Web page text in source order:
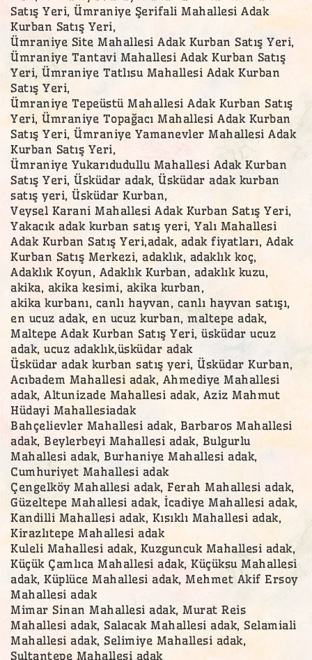
Satış Yeri, Ümraniye Şerifali Mahallesi Adak
Kurban Satış Yeri,
Ümraniye Site Mahallesi Adak Kurban Satış Yeri,
Ümraniye Tantavi Mahallesi Adak Kurban Satış
Yeri, Ümraniye Tatlısu Mahallesi Adak Kurban
Satış Yeri,
Ümraniye Tepeüstü Mahallesi Adak Kurban Satış
Yeri, Ümraniye Topağacı Mahallesi Adak Kurban
Satış Yeri, Ümraniye Yamanevler Mahallesi Adak
Kurban Satış Yeri,
Ümraniye Yukarıdudullu Mahallesi Adak Kurban
Satış Yeri, Üsküdar adak, Üsküdar adak kurban
satış yeri, Üsküdar Kurban,
Veysel Karani Mahallesi Adak Kurban Satış Yeri,
Yakacık adak kurban satış yeri, Yalı Mahallesi
Adak Kurban Satış Yeri,adak, adak fiyatları, Adak
Kurban Satış Merkezi, adaklık, adaklık koç,
Adaklık Koyun, Adaklık Kurban, adaklık kuzu,
akika, akika kesimi, akika kurban,
akika kurbanı, canlı hayvan, canlı hayvan satışı,
en ucuz adak, en ucuz kurban, maltepe adak,
Maltepe Adak Kurban Satış Yeri, üsküdar ucuz
adak, ucuz adaklık,üsküdar adak
Üsküdar adak kurban satış yeri, Üsküdar Kurban,
Acıbadem Mahallesi adak, Ahmediye Mahallesi
adak, Altunizade Mahallesi adak, Aziz Mahmut
Hüdayi Mahallesiadak
Bahçelievler Mahallesi adak, Barbaros Mahallesi
adak, Beylerbeyi Mahallesi adak, Bulgurlu
Mahallesi adak, Burhaniye Mahallesi adak,
Cumhuriyet Mahallesi adak
Çengelköy Mahallesi adak, Ferah Mahallesi adak,
Güzeltepe Mahallesi adak, İcadiye Mahallesi adak,
Kandilli Mahallesi adak, Kısıklı Mahallesi adak,
Kirazlıtepe Mahallesi adak
Kuleli Mahallesi adak, Kuzguncuk Mahallesi adak,
Küçük Çamlıca Mahallesi adak, Küçüksu Mahallesi
adak, Küplüce Mahallesi adak, Mehmet Akif Ersoy
Mahallesi adak
Mimar Sinan Mahallesi adak, Murat Reis
Mahallesi adak, Salacak Mahallesi adak, Selamiali
Mahallesi adak, Selimiye Mahallesi adak,
Sultantepe Mahallesi adak